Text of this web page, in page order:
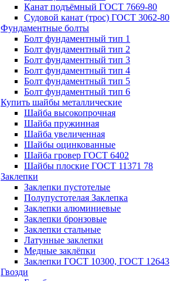
Канат подъёмный ГОСТ 7669-80
Судовой канат (трос) ГОСТ 3062-80
Фундаментные болты
Болт фундаментный тип 1
Болт фундаментный тип 2
Болт фундаментный тип 3
Болт фундаментный тип 4
Болт фундаментный тип 5
Болт фундаментный тип 6
Купить шайбы металлические
Шайба высокопрочная
Шайба пружинная
Шайба увеличенная
Шайбы оцинкованные
Шайба гровер ГОСТ 6402
Шайбы плоские ГОСТ 11371 78
Заклепки
Заклепки пустотелые
Полупустотелая Заклепка
Заклепки алюминиевые
Заклепки бронзовые
Заклепки стальные
Латунные заклепки
Медные заклёпки
Заклепки ГОСТ 10300, ГОСТ 12643
Гвозди